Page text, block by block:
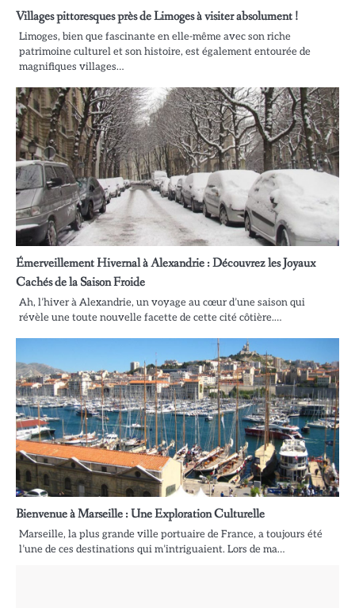
Villages pittoresques près de Limoges à visiter absolument !
Limoges, bien que fascinante en elle-même avec son riche
patrimoine culturel et son histoire, est également entourée de
magnifiques villages…
Émerveillement Hivernal à Alexandrie : Découvrez les Joyaux
Cachés de la Saison Froide
Ah, l’hiver à Alexandrie, un voyage au cœur d’une saison qui
révèle une toute nouvelle facette de cette cité côtière.…
Bienvenue à Marseille : Une Exploration Culturelle
Marseille, la plus grande ville portuaire de France, a toujours été
l’une de ces destinations qui m’intriguaient. Lors de ma…